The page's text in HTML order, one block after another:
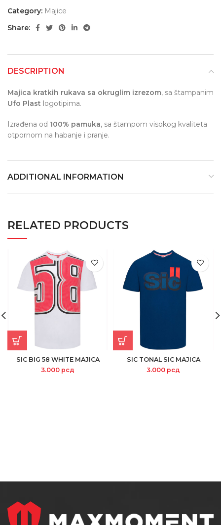
Category: Majice
Share:
DESCRIPTION
Majica kratkih rukava sa okruglim izrezom, sa štampanim
Ufo Plast logotipima.
Izrađena od 100% pamuka, sa štampom visokog kvaliteta
otpornom na habanje i pranje.
ADDITIONAL INFORMATION
RELATED PRODUCTS
SIC BIG 58 WHITE MAJICA
3.000 рсд
SIC TONAL SIC MAJICA
3.000 рсд